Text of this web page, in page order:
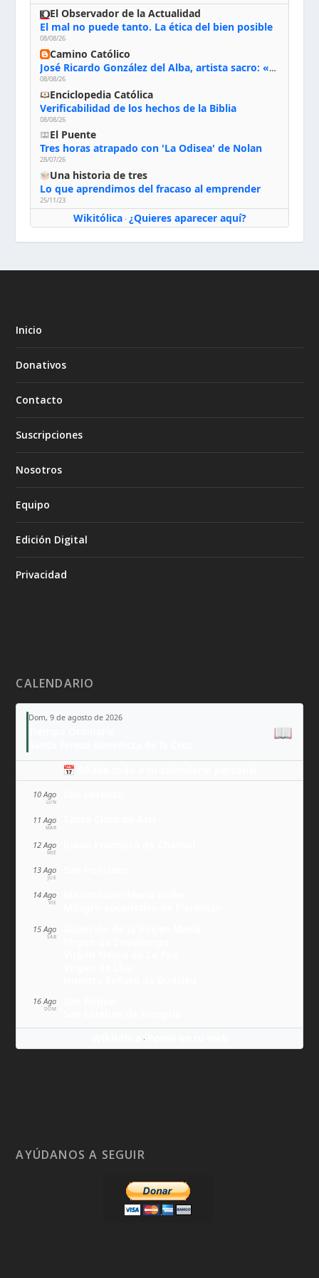
El Observador de la Actualidad
El mal no puede tanto. La ética del bien posible
08/08/26
Camino Católico
José Ricardo González del Alba, artista sacro: «Yo oro, hablo con Dios, le pido al Espíritu Santo su inspiración y siempre pinto rezando el rosario para que sea Él quien actúe a través de mis manos»
08/08/26
Enciclopedia Católica
Verificabilidad de los hechos de la Biblia
08/08/26
El Puente
Tres horas atrapado con 'La Odisea' de Nolan
28/07/26
Una historia de tres
Lo que aprendimos del fracaso al emprender
25/11/23
Wikitólica· ¿Quieres aparecer aquí?
Inicio
Donativos
Contacto
Suscripciones
Nosotros
Equipo
Edición Digital
Privacidad
CALENDARIO
Dom, 9 de agosto de 2026
📖
📅 Añade todo a tu calendario personal
10 Ago
LUN
11 Ago
MAR
12 Ago
MIÉ
13 Ago
JUE
14 Ago
VIE
15 Ago
SÁB
16 Ago
DOM
·
AYÚDANOS A SEGUIR